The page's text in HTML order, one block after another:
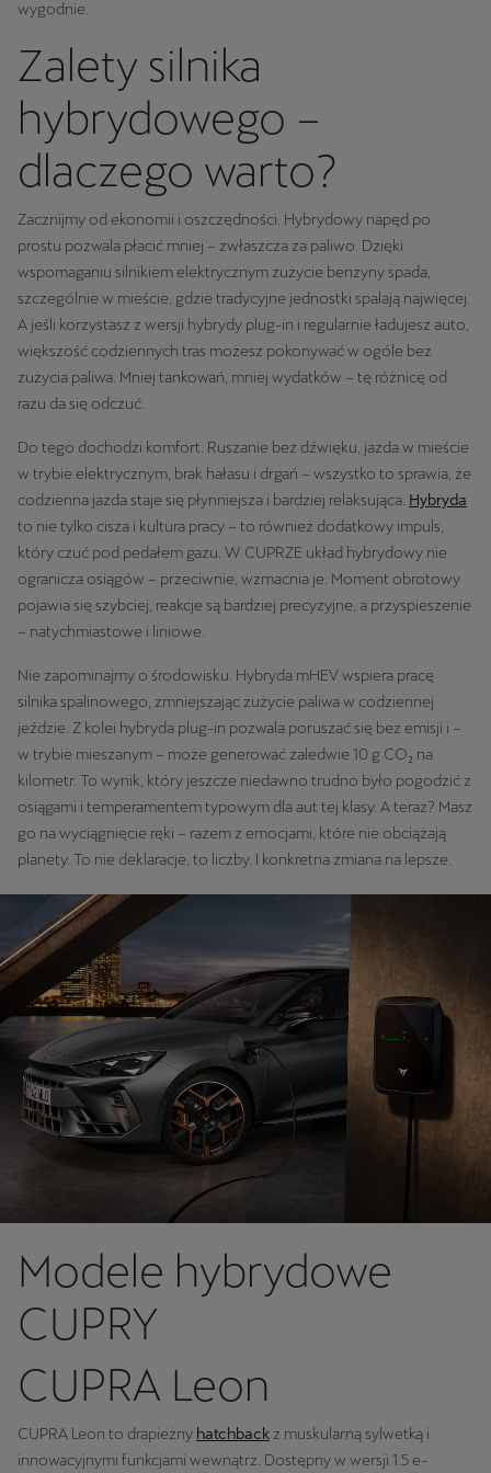
wygodnie.
Zalety silnika
hybrydowego –
dlaczego warto?
Zacznijmy od ekonomii i oszczędności. Hybrydowy napęd po
prostu pozwala płacić mniej – zwłaszcza za paliwo. Dzięki
wspomaganiu silnikiem elektrycznym zużycie benzyny spada,
szczególnie w mieście, gdzie tradycyjne jednostki spalają najwięcej.
A jeśli korzystasz z wersji hybrydy plug-in i regularnie ładujesz auto,
większość codziennych tras możesz pokonywać w ogóle bez
zużycia paliwa. Mniej tankowań, mniej wydatków – tę różnicę od
razu da się odczuć.
Do tego dochodzi komfort. Ruszanie bez dźwięku, jazda w mieście
w trybie elektrycznym, brak hałasu i drgań – wszystko to sprawia, że
codzienna jazda staje się płynniejsza i bardziej relaksująca. Hybryda
to nie tylko cisza i kultura pracy – to również dodatkowy impuls,
który czuć pod pedałem gazu. W CUPRZE układ hybrydowy nie
ogranicza osiągów – przeciwnie, wzmacnia je. Moment obrotowy
pojawia się szybciej, reakcje są bardziej precyzyjne, a przyspieszenie
– natychmiastowe i liniowe.
Nie zapominajmy o środowisku. Hybryda mHEV wspiera pracę
silnika spalinowego, zmniejszając zużycie paliwa w codziennej
jeździe. Z kolei hybryda plug-in pozwala poruszać się bez emisji i –
w trybie mieszanym – może generować zaledwie 10 g CO₂ na
kilometr. To wynik, który jeszcze niedawno trudno było pogodzić z
osiągami i temperamentem typowym dla aut tej klasy. A teraz? Masz
go na wyciągnięcie ręki – razem z emocjami, które nie obciążają
planety. To nie deklaracje, to liczby. I konkretna zmiana na lepsze.
Modele hybrydowe
CUPRY
CUPRA Leon
CUPRA Leon to drapieżny hatchback z muskularną sylwetką i
innowacyjnymi funkcjami wewnątrz. Dostępny w wersji 1.5 e-